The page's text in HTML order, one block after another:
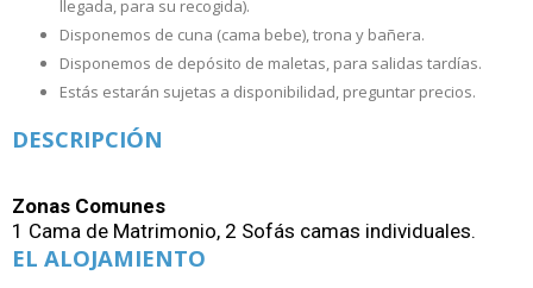
llegada, para su recogida).
Disponemos de cuna (cama bebe), trona y bañera.
Disponemos de depósito de maletas, para salidas tardías.
Estás estarán sujetas a disponibilidad, preguntar precios.
DESCRIPCIÓN
Zonas Comunes
1 Cama de Matrimonio, 2 Sofás camas individuales.
EL ALOJAMIENTO